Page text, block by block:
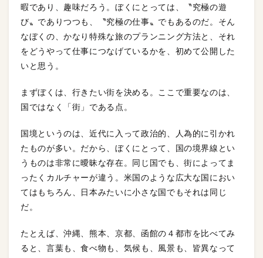
暇であり、趣味だろう。ぼくにとっては、〝究極の遊
び〟でありつつも、〝究極の仕事〟でもあるのだ。そん
なぼくの、かなり特殊な旅のプランニング方法と、それ
をどうやって仕事につなげているかを、初めて公開した
いと思う。
まずぼくは、行きたい街を決める。ここで重要なのは、
国ではなく「街」である点。
国境というのは、近代に入って政治的、人為的に引かれ
たものが多い。だから、ぼくにとって、国の境界線とい
うものは非常に曖昧な存在。同じ国でも、街によってま
ったくカルチャーが違う。米国のような広大な国におい
てはもちろん、日本みたいに小さな国でもそれは同じ
だ。
たとえば、沖縄、熊本、京都、函館の４都市を比べてみ
ると、言葉も、食べ物も、気候も、風景も、皆異なって